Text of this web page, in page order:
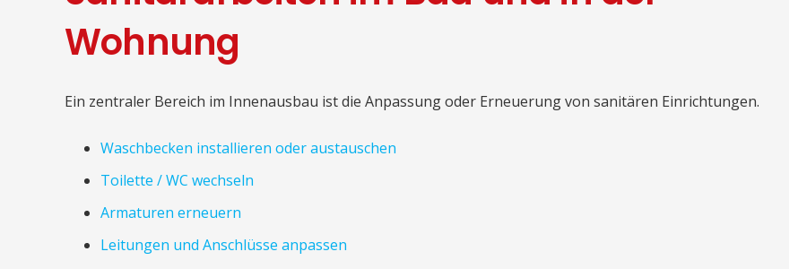
Wohnung
Ein zentraler Bereich im Innenausbau ist die Anpassung oder Erneuerung von sanitären Einrichtungen.
Waschbecken installieren oder austauschen
Toilette / WC wechseln
Armaturen erneuern
Leitungen und Anschlüsse anpassen